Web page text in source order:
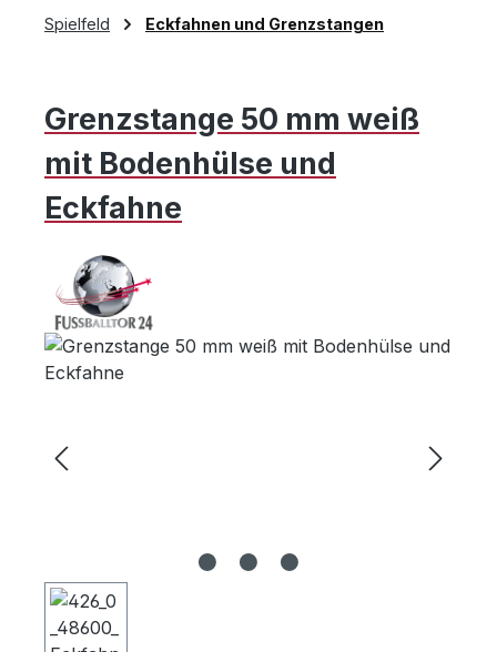
Spielfeld Eckfahnen und Grenzstangen
Grenzstange 50 mm weiß
mit Bodenhülse und
Eckfahne
Bildergalerie überspringen